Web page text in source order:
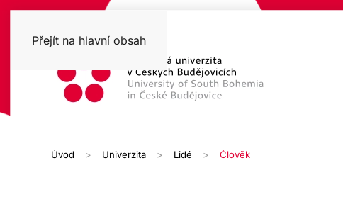
Přejít na hlavní obsah
Úvod Univerzita Lidé Člověk